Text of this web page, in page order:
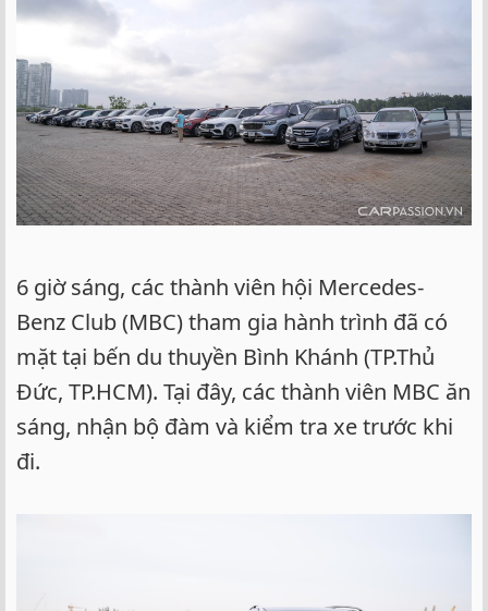
6 giờ sáng, các thành viên hội Mercedes-
Benz Club (MBC) tham gia hành trình đã có
mặt tại bến du thuyền Bình Khánh (TP.Thủ
Đức, TP.HCM). Tại đây, các thành viên MBC ăn
sáng, nhận bộ đàm và kiểm tra xe trước khi
đi.